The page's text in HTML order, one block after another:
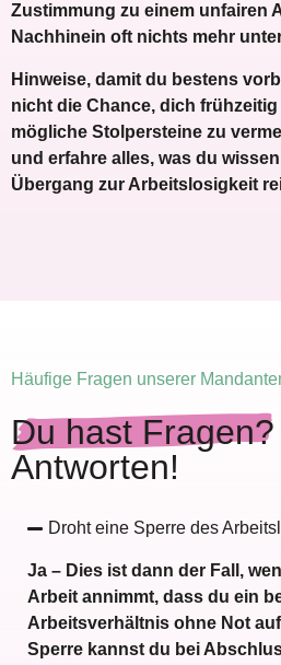
Zustimmung zu einem unfairen
Nachhinein oft nichts mehr
Hinweise, damit du bestens
nicht die Chance, dich
mögliche Stolpersteine zu
und erfahre alles, was du
Übergang zur Arbeitslosigkeit
Häufige Fragen unserer
Du hast Fragen?
Antworten!
Droht eine Sperre des
Ja – Dies ist dann der Fall,
Arbeit annimmt, dass du ein
Arbeitsverhältnis ohne Not
Sperre kannst du bei